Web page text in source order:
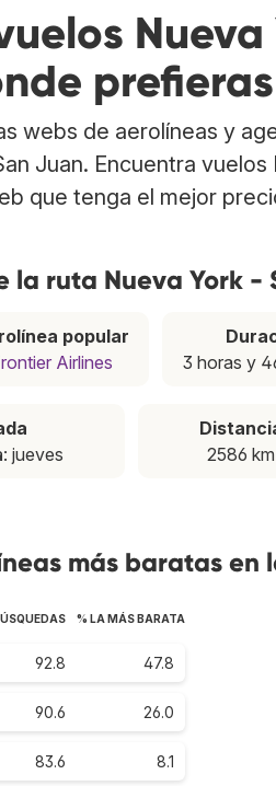
prefieras
webs de aerolíneas y
Juan. Encuentra
que tenga el mejor
la ruta Nueva York -
popular
Airlines
3 horas y
: jueves
2586 km
más baratas en
% LA MÁS BARATA
92.8 47.8
90.6 26.0
83.6 8.1